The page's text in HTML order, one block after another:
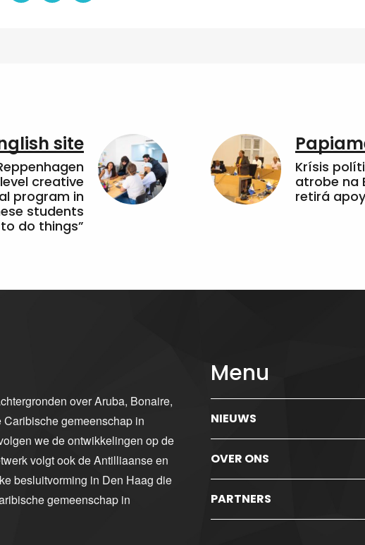
site
creative
program in
students
do things”
Krísis
atrobe na
retirá
over Aruba, Bonaire,
gemeenschap in
we de ontwikkelingen op de
volgt ook de Antilliaanse en
besluitvorming in Den Haag die
gemeenschap in
Menu
NIEUWS
OVER ONS
PARTNERS